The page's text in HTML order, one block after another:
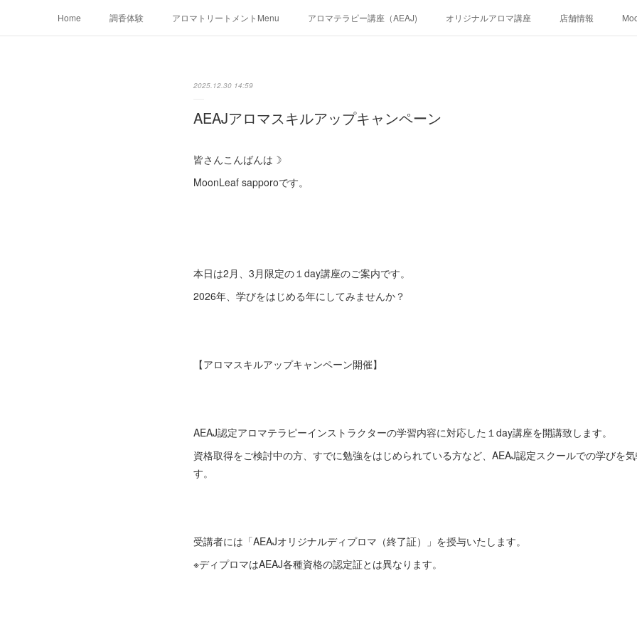
Home 調香体験 アロマトリートメントMenu アロマテラピー講座（AEAJ) オリジナルアロマ講座 店舗情報
2025.12.30 14:59
AEAJアロマスキルアップキャンペーン
皆さんこんばんは☽
MoonLeaf sapporoです。
本日は2月、3月限定の１day講座のご案内です。
2026年、学びをはじめる年にしてみませんか？
【アロマスキルアップキャンペーン開催】
AEAJ認定アロマテラピーインストラクターの学習内容に対応した１day講座を開講致します。
資格取得をご検討中の方、すでに勉強をはじめられている方など、AEAJ認定スクールでの学びを
す。
受講者には「AEAJオリジナルディプロマ（終了証）」を授与いたします。
※ディプロマはAEAJ各種資格の認定証とは異なります。